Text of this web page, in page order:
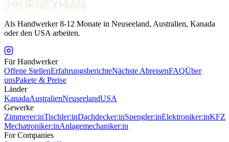
Als Handwerker 8-12 Monate in Neuseeland, Australien, Kanada
oder den USA arbeiten.
Für Handwerker
Offene StellenErfahrungsberichteNächste AbreisenFAQÜber
unsPakete & Preise
Länder
KanadaAustralienNeuseelandUSA
Gewerke
Zimmerer:inTischler:inDachdecker:inSpengler:inElektroniker:inKFZ
Mechatroniker:inAnlagemechaniker:in
For Companies